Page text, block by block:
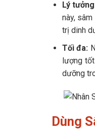
Lý
này,
trị dinh
Tối đa:
lượng
dưỡng
Dùng